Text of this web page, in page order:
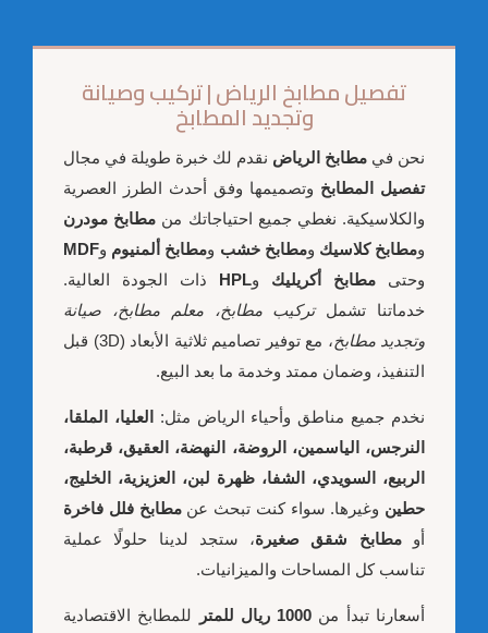
تفصيل مطابخ الرياض | تركيب وصيانة
وتجديد المطابخ
نحن في مطابخ الرياض نقدم لك خبرة طويلة في مجال
تفصيل المطابخ وتصميمها وفق أحدث الطرز العصرية
والكلاسيكية. نغطي جميع احتياجاتك من مطابخ مودرن
ومطابخ كلاسيك ومطابخ خشب ومطابخ ألمنيوم وMDF
وحتى مطابخ أكريليك وHPL ذات الجودة العالية.
خدماتنا تشملتركيب مطابخ، معلم مطابخ، صيانة
وتجديد مطابخ
، مع توفير تصاميم ثلاثية الأبعاد (3D) قبل
التنفيذ، وضمان ممتد وخدمة ما بعد البيع.
نخدم جميع مناطق وأحياء الرياض مثل:
العليا، الملقا،
النرجس، الياسمين، الروضة، النهضة، العقيق، قرطبة،
الربيع، السويدي، الشفا، ظهرة لبن، العزيزية، الخليج،
حطين وغيرها. سواء كنت تبحث عنمطابخ فلل فاخرة
أومطابخ شقق صغيرة، ستجد لدينا حلولًا عملية
تناسب كل المساحات والميزانيات.
أسعارنا تبدأ من 1000 ريال للمتر للمطابخ الاقتصادية